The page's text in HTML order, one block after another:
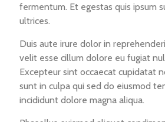
fermentum. Et egestas quis ipsum
ultrices.
Duis aute irure dolor in
velit esse cillum dolore eu fugiat
Excepteur sint occaecat cupidatat
sunt in culpa qui sed do eiusmod
incididunt dolore magna aliqua.